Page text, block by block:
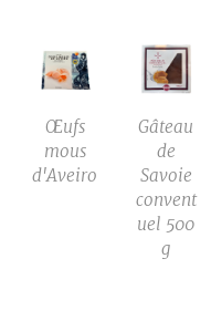
Œufs
mous
d'Aveiro
Gâteau
de
Savoie
convent
uel 500
g